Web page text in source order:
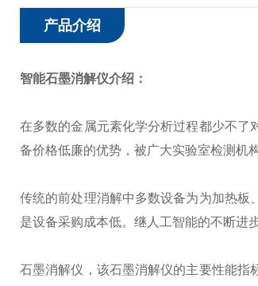
产品介绍
智能石墨消解仪介绍：
在多数的金属元素化学分析过程都少不了
备价格低廉的优势，被广大实验室检测机
传统的前处理消解中多数设备为为加热板
是设备采购成本低。继人工智能的不断进
石墨消解仪，该石墨消解仪的主要性能指